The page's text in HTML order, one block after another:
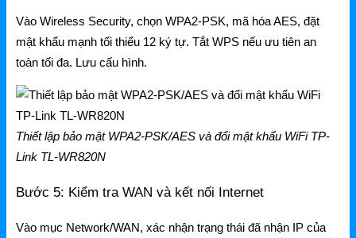
Vào Wireless Security, chọn WPA2-PSK, mã hóa AES, đặt
mật khẩu mạnh tối thiểu 12 ký tự. Tắt WPS nếu ưu tiên an
toàn tối đa. Lưu cấu hình.
Thiết lập bảo mật WPA2-PSK/AES và đổi mật khẩu WiFi TP-
Link TL-WR820N
Bước 5: Kiểm tra WAN và kết nối Internet
Vào mục Network/WAN, xác nhận trạng thái đã nhận IP của